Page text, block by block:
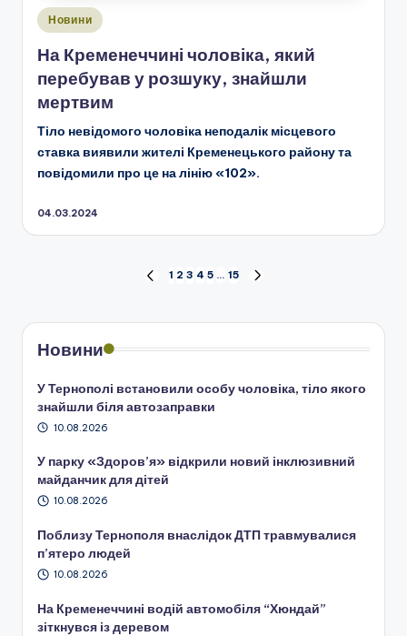
Опубліковано
Новини
На Кременеччині чоловіка, який
перебував у розшуку, знайшли
мертвим
Тіло невідомого чоловіка неподалік місцевого
ставка виявили жителі Кременецького району та
повідомили про це на лінію «102».
04.03.2024
записів
ПОПЕРЕДНЯ
1 2 3 4 5 … 15
Новини
У Тернополі встановили особу чоловіка, тіло якого
знайшли біля автозаправки
10.08.2026
У парку «Здоров’я» відкрили новий інклюзивний
майданчик для дітей
10.08.2026
Поблизу Тернополя внаслідок ДТП травмувалися
п’ятеро людей
10.08.2026
На Кременеччині водій автомобіля “Хюндай”
зіткнувся із деревом